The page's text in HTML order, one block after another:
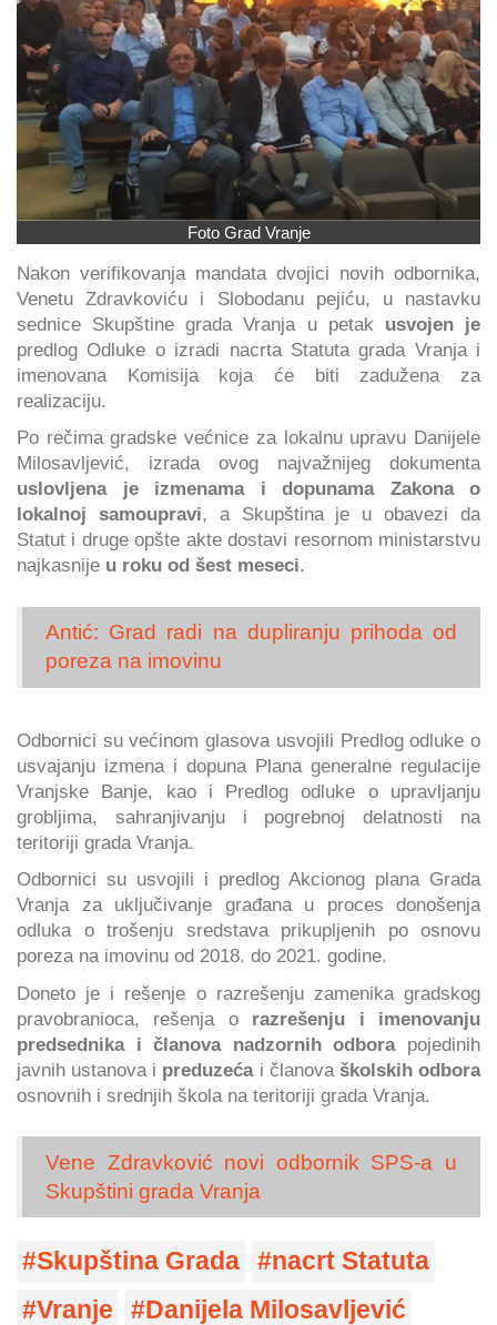
Foto Grad Vranje
Nakon verifikovanja mandata dvojici novih odbornika,
Venetu Zdravkoviću i Slobodanu pejiću, u nastavku
sednice Skupštine grada Vranja u petak usvojen je
predlog Odluke o izradi nacrta Statuta grada Vranja i
imenovana Komisija koja će biti zadužena za
realizaciju.
Po rečima gradske većnice za lokalnu upravu Danijele
Milosavljević, izrada ovog najvažnijeg dokumenta
uslovljena je izmenama i dopunama Zakona o
lokalnoj samoupravi, a Skupština je u obavezi da
Statut i druge opšte akte dostavi resornom ministarstvu
najkasnije u roku od šest meseci.
Antić: Grad radi na dupliranju prihoda od
poreza na imovinu
Odbornici su većinom glasova usvojili Predlog odluke o
usvajanju izmena i dopuna Plana generalne regulacije
Vranjske Banje, kao i Predlog odluke o upravljanju
grobljima, sahranjivanju i pogrebnoj delatnosti na
teritoriji grada Vranja.
Odbornici su usvojili i predlog Akcionog plana Grada
Vranja za uključivanje građana u proces donošenja
odluka o trošenju sredstava prikupljenih po osnovu
poreza na imovinu od 2018. do 2021. godine.
Doneto je i rešenje o razrešenju zamenika gradskog
pravobranioca, rešenja o razrešenju i imenovanju
predsednika i članova nadzornih odborapojedinih
javnih ustanova i preduzećai članova školskih odbora
osnovnih i srednjih škola na teritoriji grada Vranja.
Vene Zdravković novi odbornik SPS-a u
Skupštini grada Vranja
Skupština Grada
nacrt Statuta
Vranje
Danijela Milosavljević